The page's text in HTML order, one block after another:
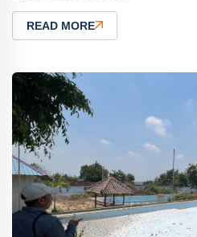
READ MORE